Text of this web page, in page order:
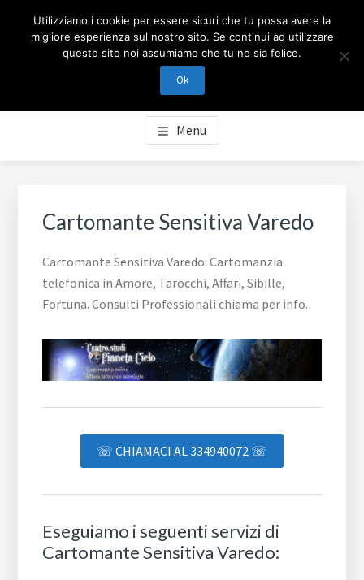
CARTOMANZIA MILANO
Cartomanzia Milano, cartomanzia telefonica in Amore,
Tarocchi, Affari, Sibille, Fortuna. Consulti Professionali
chiama per info.
Menu
Cartomante Sensitiva Varedo
Cartomante Sensitiva Varedo: Cartomanzia
telefonica in Amore, Tarocchi, Affari, Sibille,
Fortuna. Consulti Professionali chiama per info.
☏ CHIAMACI AL 334940072 ☏
Eseguiamo i seguenti servizi di
Cartomante Sensitiva Varedo:
Utilizziamo i cookie per essere sicuri che tu possa avere la
migliore esperienza sul nostro sito. Se continui ad utilizzare
questo sito noi assumiamo che tu ne sia felice.
Ok